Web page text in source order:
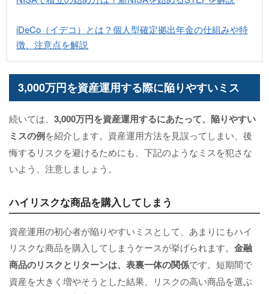
iDeCo（イデコ）とは？個人型確定拠出年金の仕組みや特
徴、注意点を解説
3,000万円を資産運用する際に陥りやすいミス
続いては、 3,000万円を資産運用するにあたって、陥りやすい
ミスの例を紹介します。資産運用方法を見誤ってしまい、後
悔するリスクを避けるためにも、下記のようなミスを犯さな
いよう、注意しましょう。
ハイリスクな商品を購入してしまう
資産運用の初心者が陥りやすいミスとして、あまりにもハイ
リスクな商品を購入してしまうケースが挙げられます。 金融
商品のリスクとリターンは、表裏一体の関係です。短期間で
資産を大きく増やそうとした結果、リスクの高い商品を選ぶ